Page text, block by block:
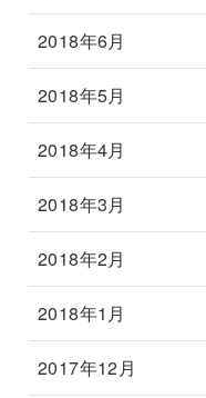
2018年6月
2018年5月
2018年4月
2018年3月
2018年2月
2018年1月
2017年12月